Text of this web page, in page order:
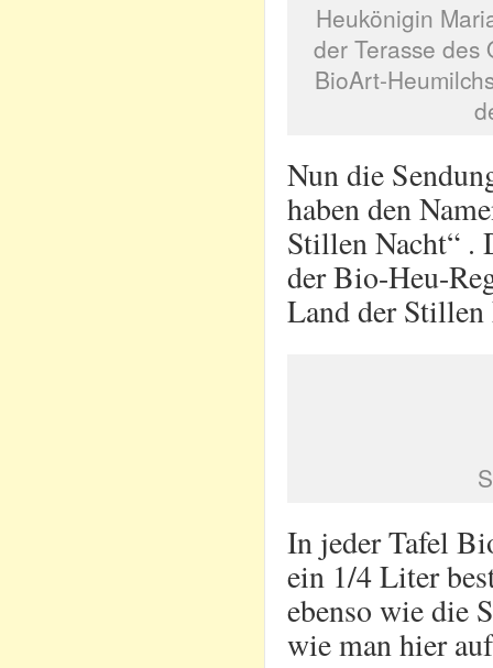
Heukönigin
der Terasse des
BioArt-
Nun die
haben den
Stillen Nacht“ .
der Bio-Heu-
Land der Stillen
In jeder Tafel
ein 1/4 Liter
ebenso wie die
wie man hier